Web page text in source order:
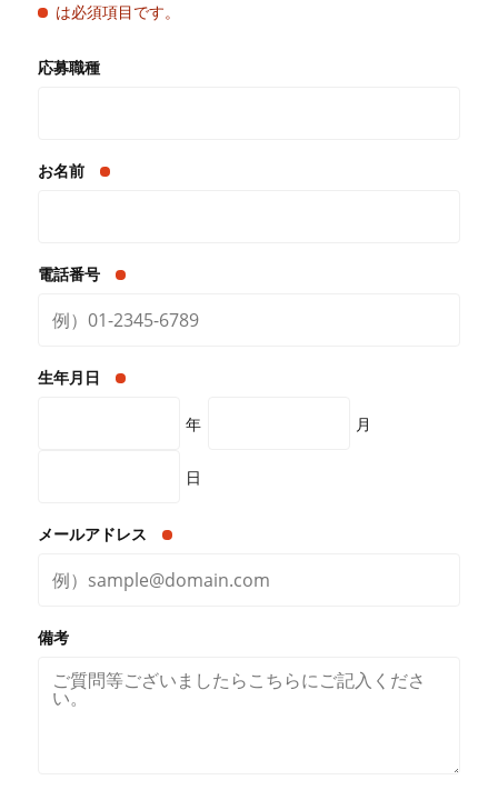
は必須項目です。
応募職種
お名前
電話番号
生年月日
年 月
日
メールアドレス
備考